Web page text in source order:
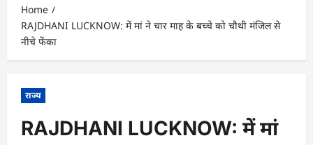
Home
RAJDHANI LUCKNOW: में मां ने चार माह के बच्चे को चौथी मंजिल से
नीचे फेंका
राज्य
RAJDHANI LUCKNOW: में मां